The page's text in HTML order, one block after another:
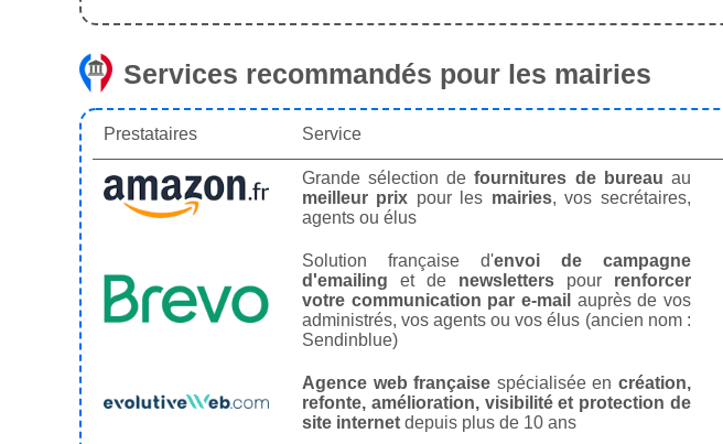
Services recommandés pour les mairies
Prestataires Service
Grande sélection defournitures de bureau au
meilleur prix pour les mairies, vos secrétaires,
agents ou élus
Solution française d'envoi de campagne
d'emailing et de newsletterspour renforcer
votre communication par e-mail auprès de vos
administrés, vos agents ou vos élus (ancien nom :
Sendinblue)
Agence web française spécialisée en création,
refonte, amélioration, visibilité et protection de
site internet depuis plus de 10 ans